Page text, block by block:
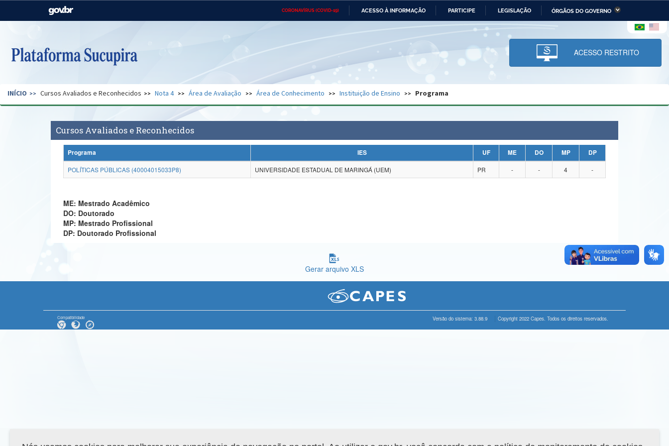
CORONAVÍRUS (COVID-19) ACESSO À INFORMAÇÃO PARTICIPE LEGISLAÇÃO ÓRGÃOS DO GOVERNO
Casa Civil Ministério das Relações Ministério da Economia Ministério da Infraestrutura
Pecuária e Abastecimento
Ministério da Ciência,
Tecnologia, Inovações e
Comunicações
Ministério do Desenvolvimento
Regional e dos Direitos Humanos
Secretaria de Governo Gabinete de Segurança Advocacia-Geral da União Banco Central do Brasil Planalto
ACESSO RESTRITO
INÍCIO Cursos Avaliados e Reconhecidos Nota 4 Área de Avaliação Área de Conhecimento Instituição de Ensino Programa
Cursos Avaliados e Reconhecidos
Programa IES UF ME DO MP
DP
POLÍTICAS PÚBLICAS (40004015033P8)
UNIVERSIDADE ESTADUAL DE MARINGÁ (UEM) PR - - 4 -
ME: Mestrado Acadêmico
DO: Doutorado
MP: Mestrado Profissional
DP: Doutorado Profissional
Gerar arquivo XLS
Compatibilidade Versão do sistema: 3.88.9 Copyright 2022 Capes. Todos os direitos reservados.